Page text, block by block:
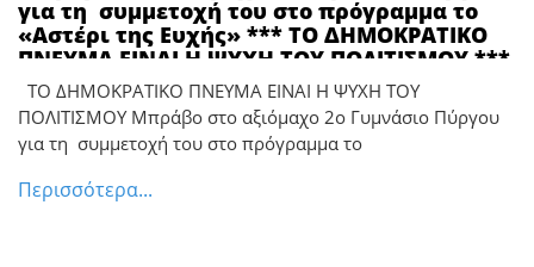
για τη συμμετοχή του στο πρόγραμμα το
«Αστέρι της Ευχής» *** ΤΟ ΔΗΜΟΚΡΑΤΙΚΟ
ΠΝΕΥΜΑ ΕΙΝΑΙ Η ΨΥΧΗ ΤΟΥ ΠΟΛΙΤΙΣΜΟΥ ***
Make A Wish *** Κάνε-Μια-Ευχή Ελλάδος
ΤΟ ΔΗΜΟΚΡΑΤΙΚΟ ΠΝΕΥΜΑ ΕΙΝΑΙ Η ΨΥΧΗ ΤΟΥ
ΠΟΛΙΤΙΣΜΟΥ Μπράβο στο αξιόμαχο 2ο Γυμνάσιο Πύργου
για τη συμμετοχή του στο πρόγραμμα το
Περισσότερα...